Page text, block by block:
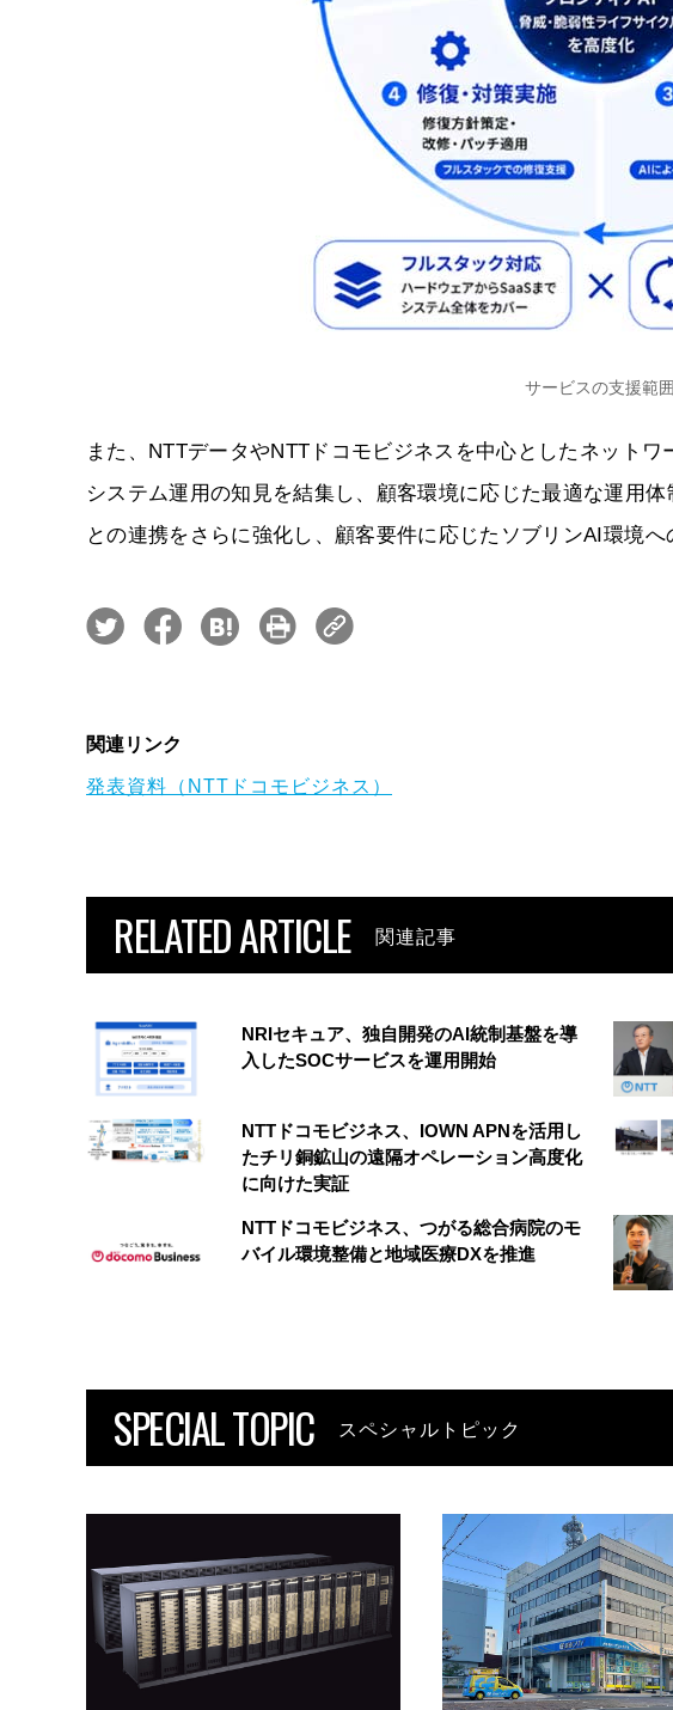
サービスの支援範囲
また、NTTデータやNTTドコモビジネスを中心としたネットワ
システム運用の知見を結集し、顧客環境に応じた最適な運用
との連携をさらに強化し、顧客要件に応じたソブリンAI環境へ
関連リンク
発表資料（NTTドコモビジネス）
RELATED ARTICLE 関連記事
NRIセキュア、独自開発のAI統制基盤を導
入したSOCサービスを運用開始
NTTドコモビジネス、IOWN APNを活用し
たチリ銅鉱山の遠隔オペレーション高度化
に向けた実証
NTTドコモビジネス、つがる総合病院のモ
バイル環境整備と地域医療DXを推進
SPECIAL TOPIC スペシャルトピック